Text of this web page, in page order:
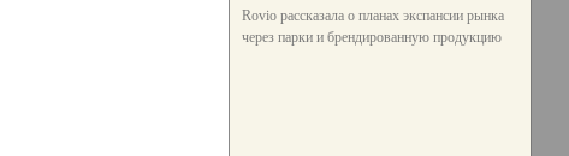
Rovio рассказала о планах экспансии рынка
через парки и брендированную продукцию